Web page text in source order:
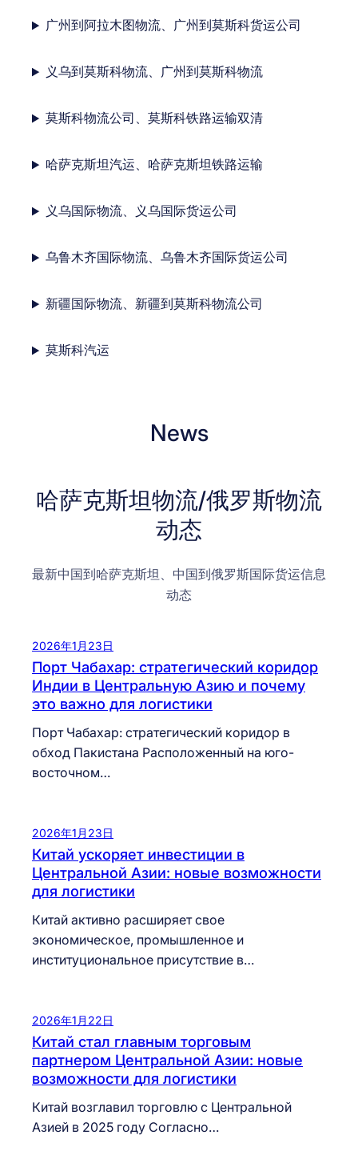
广州到阿拉木图物流、广州到莫斯科货运公司
义乌到莫斯科物流、广州到莫斯科物流
莫斯科物流公司、莫斯科铁路运输双清
哈萨克斯坦汽运、哈萨克斯坦铁路运输
义乌国际物流、义乌国际货运公司
乌鲁木齐国际物流、乌鲁木齐国际货运公司
新疆国际物流、新疆到莫斯科物流公司
莫斯科汽运
News
哈萨克斯坦物流/俄罗斯物流
动态
最新中国到哈萨克斯坦、中国到俄罗斯国际货运信息
动态
2026年1月23日
Порт Чабахар: стратегический коридор
Индии в Центральную Азию и почему
это важно для логистики
Порт Чабахар: стратегический коридор в
обход Пакистана Расположенный на юго-
восточном…
2026年1月23日
Китай ускоряет инвестиции в
Центральной Азии: новые возможности
для логистики
Китай активно расширяет свое
экономическое, промышленное и
институциональное присутствие в…
2026年1月22日
Китай стал главным торговым
партнером Центральной Азии: новые
возможности для логистики
Китай возглавил торговлю с Центральной
Азией в 2025 году Согласно…